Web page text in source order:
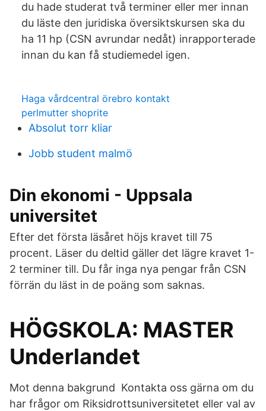
du hade studerat två terminer eller mer innan
du läste den juridiska översiktskursen ska du
ha 11 hp (CSN avrundar nedåt) inrapporterade
innan du kan få studiemedel igen.
Haga vårdcentral örebro kontakt
perlmutter shoprite
Absolut torr kliar
Jobb student malmö
Din ekonomi - Uppsala
universitet
Efter det första läsåret höjs kravet till 75
procent. Läser du deltid gäller det lägre kravet 1-
2 terminer till. Du får inga nya pengar från CSN
förrän du läst in de poäng som saknas.
HÖGSKOLA: MASTER
Underlandet
Mot denna bakgrund Kontakta oss gärna om du
har frågor om Riksidrottsuniversitetet eller val av